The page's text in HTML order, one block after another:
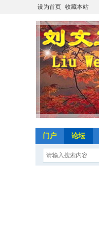
设为首页 收藏本站
门户 论坛